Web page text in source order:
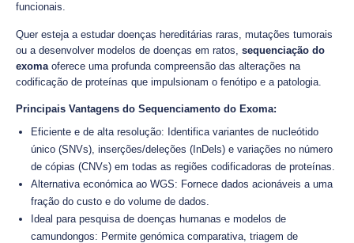
funcionais.
Quer esteja a estudar doenças hereditárias raras, mutações tumorais
ou a desenvolver modelos de doenças em ratos, sequenciação do
exomaoferece uma profunda compreensão das alterações na
codificação de proteínas que impulsionam o fenótipo e a patologia.
Principais Vantagens do Sequenciamento do Exoma:
Eficiente e de alta resolução: Identifica variantes de nucleótido
único (SNVs), inserções/deleções (InDels) e variações no número
de cópias (CNVs) em todas as regiões codificadoras de proteínas.
Alternativa económica ao WGS: Fornece dados acionáveis a uma
fração do custo e do volume de dados.
Ideal para pesquisa de doenças humanas e modelos de
camundongos: Permite genómica comparativa, triagem de